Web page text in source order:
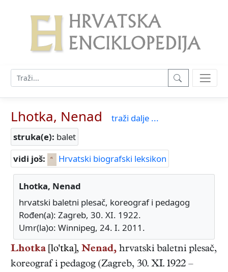
Lhotka, Nenad
traži dalje ...
struka(e): balet
vidi još:
Hrvatski biografski leksikon
Lhotka, Nenad
hrvatski baletni plesač, koreograf i pedagog
Rođen(a): Zagreb, 30. XI. 1922.
Umr(la)o: Winnipeg, 24. I. 2011.
Lhotka [lo'tka], Nenad, hrvatski baletni plesač,
koreograf i pedagog (Zagreb, 30. XI. 1922 –